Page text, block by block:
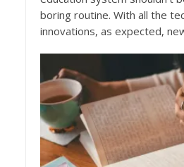
boring routine. With all the
innovations, as expected,